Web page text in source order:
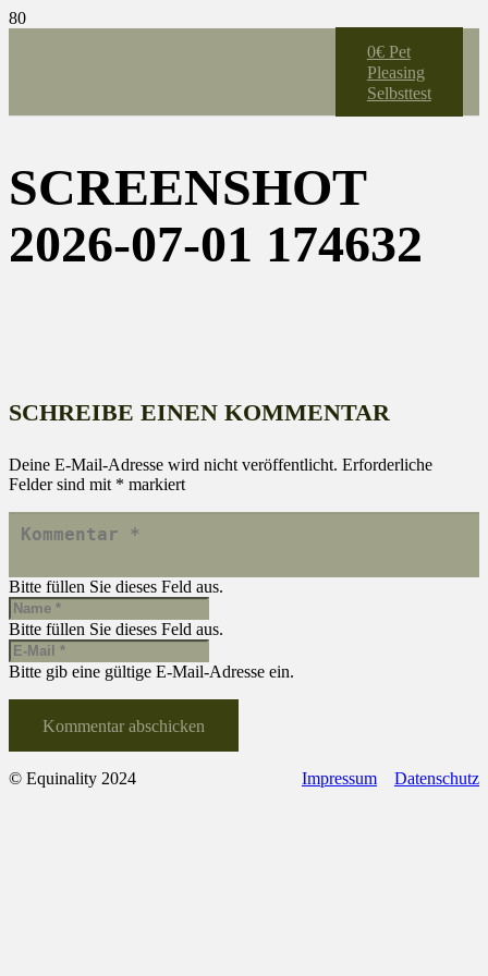
0€ Pet
Pleasing
Selbsttest
SCREENSHOT
2026-07-01 174632
SCHREIBE EINEN KOMMENTAR
Deine E-Mail-Adresse wird nicht veröffentlicht. Erforderliche
Felder sind mit * markiert
Bitte füllen Sie dieses Feld aus.
Bitte füllen Sie dieses Feld aus.
Bitte gib eine gültige E-Mail-Adresse ein.
Kommentar abschicken
© Equinality 2024 Impressum Datenschutz